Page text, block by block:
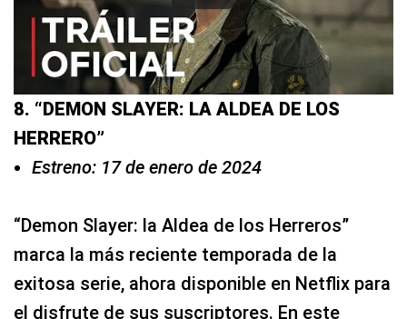
8. “DEMON SLAYER: LA ALDEA DE LOS
HERRERO”
Estreno: 17 de enero de 2024
“Demon Slayer: la Aldea de los Herreros”
marca la más reciente temporada de la
exitosa serie, ahora disponible en Netflix para
el disfrute de sus suscriptores. En este